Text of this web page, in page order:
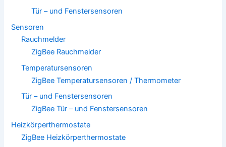
Tür – und Fenstersensoren
Sensoren
Rauchmelder
ZigBee Rauchmelder
Temperatursensoren
ZigBee Temperatursensoren / Thermometer
Tür – und Fenstersensoren
ZigBee Tür – und Fenstersensoren
Heizkörperthermostate
ZigBee Heizkörperthermostate